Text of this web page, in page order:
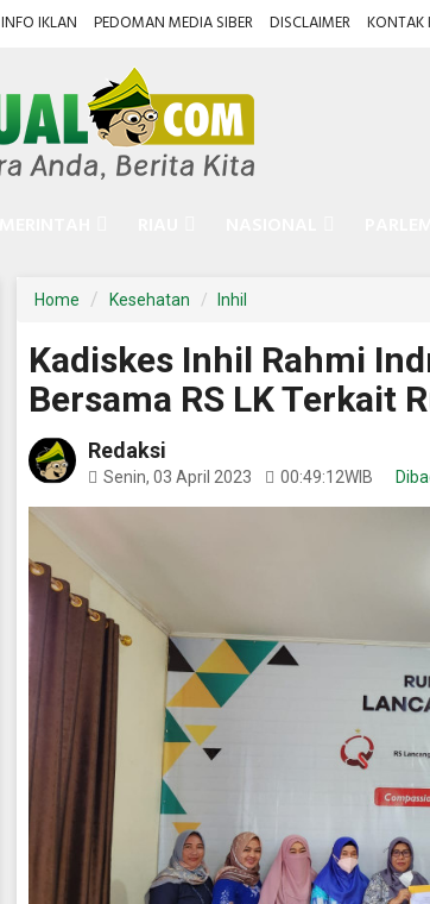
INFO IKLAN PEDOMAN MEDIA SIBER DISCLAIMER KONTAK
Home Kesehatan Inhil
Kadiskes Inhil Rahmi
Bersama RS LK Terkait
Redaksi
Senin, 03 April 2023 00:49:12WIB